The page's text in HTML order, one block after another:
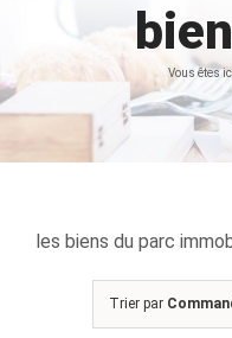
Vous êtes
les biens du parc
Trier par